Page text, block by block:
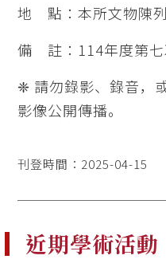
地 點：本所文物陳
備 註：114年度第七
❈ 請勿錄影、錄音，
影像公開傳播。
刊登時間：2025-04-15
近期學術活動